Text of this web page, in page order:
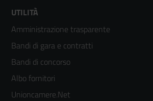
Footer
menù
colonna
2
UTILITÀ
Amministrazione trasparente
Bandi di gara e contratti
Bandi di concorso
Albo fornitori
Unioncamere.Net